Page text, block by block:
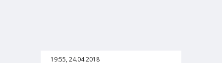
19:55, 24.04.2018